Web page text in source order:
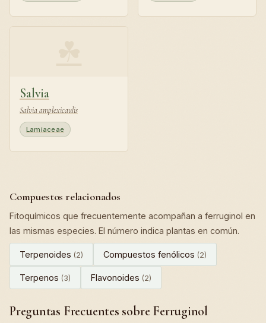
Salvia
Salvia amplexicaulis
Lamiaceae
Compuestos relacionados
Fitoquímicos que frecuentemente acompañan a ferruginol en
las mismas especies. El número indica plantas en común.
Terpenoides (2) Compuestos fenólicos (2)
Terpenos (3) Flavonoides (2)
Preguntas Frecuentes sobre Ferruginol